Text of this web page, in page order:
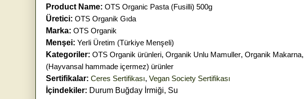
Product Name: OTS Organic Pasta (Fusilli) 500g
Üretici: OTS Organik Gıda
Marka: OTS Organik
Menşei: Yerli Üretim (Türkiye Menşeli)
Kategoriler: OTS Organik ürünleri, Organik Unlu Mamuller, Organik Makarna,
(Hayvansal hammade içermez) ürünler
Sertifikalar: Ceres Sertifikası, Vegan Society Sertifikası
İçindekiler: Durum Buğday İrmiği, Su